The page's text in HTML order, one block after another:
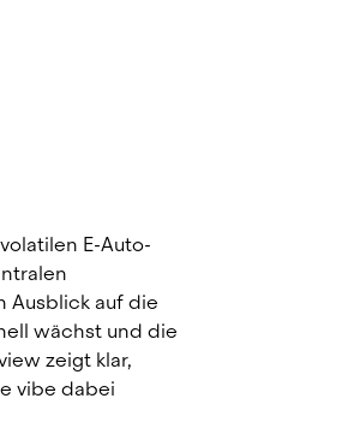
E-Auto-
Ausblick auf die
wächst und die
zeigt klar,
vibe dabei